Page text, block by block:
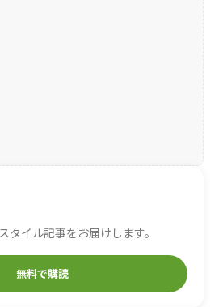
タイル記事をお届けします。
無料で購読